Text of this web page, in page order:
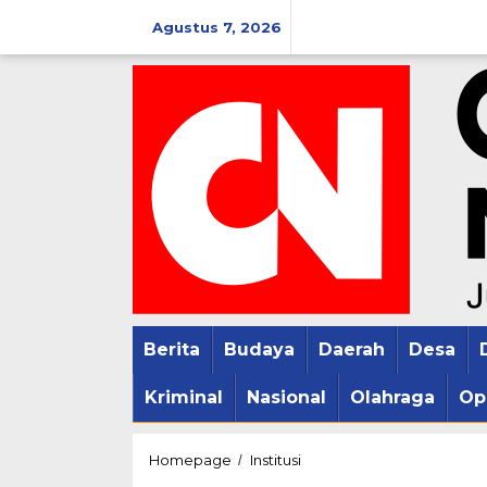
konten
Agustus 7, 2026
Berita Budaya Daerah Desa
Kriminal Nasional Olahraga
Homepage / InstitusiKapolres